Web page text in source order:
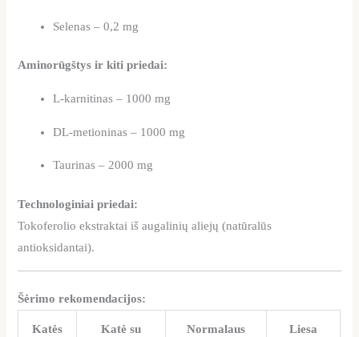
Selenas – 0,2 mg
Aminorūgštys ir kiti priedai:
L-karnitinas – 1000 mg
DL-metioninas – 1000 mg
Taurinas – 2000 mg
Technologiniai priedai:
Tokoferolio ekstraktai iš augalinių aliejų (natūralūs
antioksidantai).
Šėrimo rekomendacijos:
Katės
Katė su
Normalaus
Liesa